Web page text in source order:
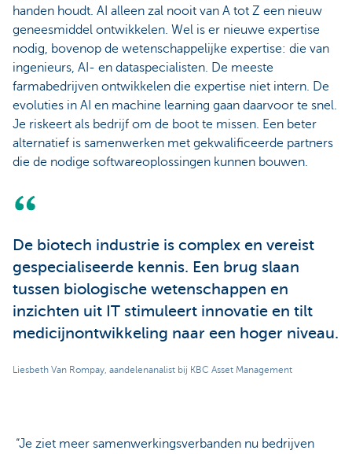
handen houdt. AI alleen zal nooit van A tot Z een nieuw
geneesmiddel ontwikkelen. Wel is er nieuwe expertise
nodig, bovenop de wetenschappelijke expertise: die van
ingenieurs, AI- en dataspecialisten. De meeste
farmabedrijven ontwikkelen die expertise niet intern. De
evoluties in AI en machine learning gaan daarvoor te snel.
Je riskeert als bedrijf om de boot te missen. Een beter
alternatief is samenwerken met gekwalificeerde partners
die de nodige softwareoplossingen kunnen bouwen.
De biotech industrie is complex en vereist
gespecialiseerde kennis. Een brug slaan
tussen biologische wetenschappen en
inzichten uit IT stimuleert innovatie en tilt
medicijnontwikkeling naar een hoger niveau.
Liesbeth Van Rompay, aandelenanalist bij KBC Asset Management
“Je ziet meer samenwerkingsverbanden nu bedrijven